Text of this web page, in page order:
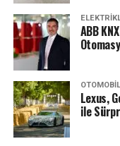
ABB
Lexus,
ile